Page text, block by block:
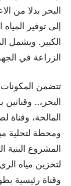
البحر بدلا من
إلى توفير
الكبير. ويشمل
الزراعة في
تتضمن
ومحطة لتحلية
المشروع البنية